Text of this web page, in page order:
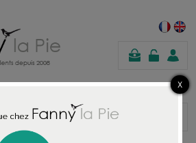
shopping
cart